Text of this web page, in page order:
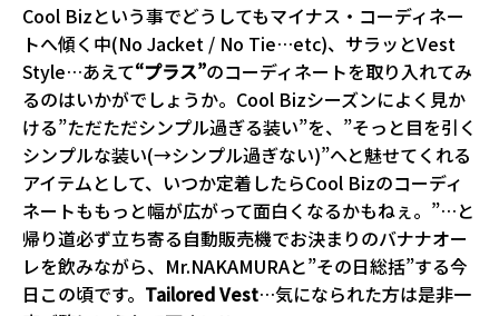
Cool Bizという事でどうしてもマイナス・コーディネー
トへ傾く中(No Jacket / No Tie…etc)、サラッとVest
Style…あえて“プラス”のコーディネートを取り入れてみ
るのはいかがでしょうか。Cool Bizシーズンによく見か
ける”ただただシンプル過ぎる装い”を、”そっと目を引く
シンプルな装い(→シンプル過ぎない)”へと魅せてくれる
アイテムとして、いつか定着したらCool Bizのコーディ
ネートももっと幅が広がって面白くなるかもねぇ。”…と
帰り道必ず立ち寄る自動販売機でお決まりのバナナオー
レを飲みながら、Mr.NAKAMURAと”その日総括”する今
日この頃です。 Tailored Vest…気になられた方は是非一